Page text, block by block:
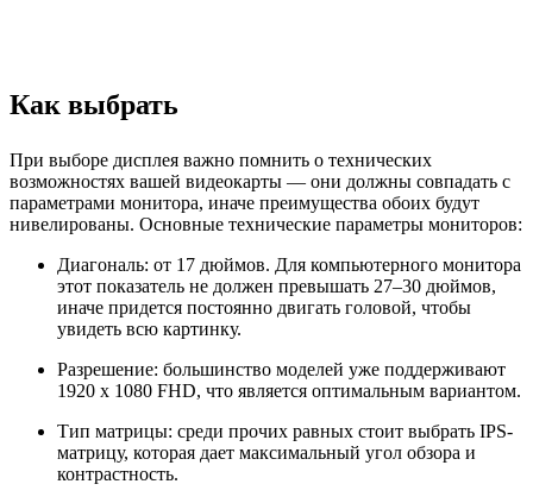
Как выбрать
При выборе дисплея важно помнить о технических
возможностях вашей видеокарты — они должны совпадать с
параметрами монитора, иначе преимущества обоих будут
нивелированы. Основные технические параметры мониторов:
Диагональ: от 17 дюймов. Для компьютерного монитора
этот показатель не должен превышать 27–30 дюймов,
иначе придется постоянно двигать головой, чтобы
увидеть всю картинку.
Разрешение: большинство моделей уже поддерживают
1920 x 1080 FHD, что является оптимальным вариантом.
Тип матрицы: среди прочих равных стоит выбрать IPS-
матрицу, которая дает максимальный угол обзора и
контрастность.